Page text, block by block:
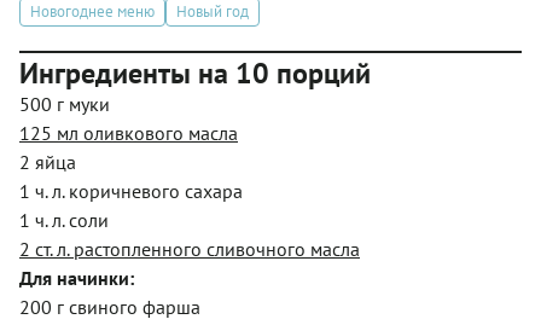
Новогоднее меню
Новый год
Ингредиенты на 10 порций
500 г муки
125 мл оливкового масла
2 яйца
1 ч. л. коричневого сахара
1 ч. л. соли
2 ст. л. растопленного сливочного масла
Для начинки:
200 г свиного фарша